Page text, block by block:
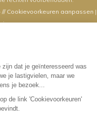
/// Cookievoorkeuren aanpassen |
t/m 16.00
Contact via email,
kan op alle